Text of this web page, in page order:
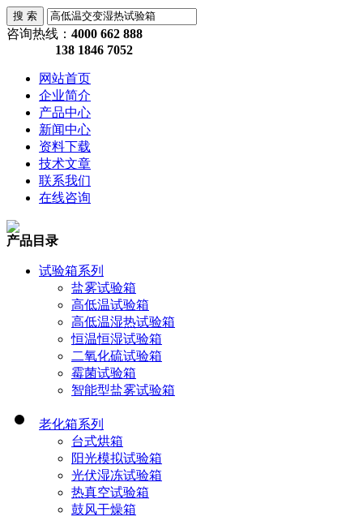
咨询热线： 4000 662 888
138 1846 7052
网站首页
企业简介
产品中心
新闻中心
资料下载
技术文章
联系我们
在线咨询
产品目录
试验箱系列
盐雾试验箱
高低温试验箱
高低温湿热试验箱
恒温恒湿试验箱
二氧化硫试验箱
霉菌试验箱
智能型盐雾试验箱
老化箱系列
台式烘箱
阳光模拟试验箱
光伏湿冻试验箱
热真空试验箱
鼓风干燥箱